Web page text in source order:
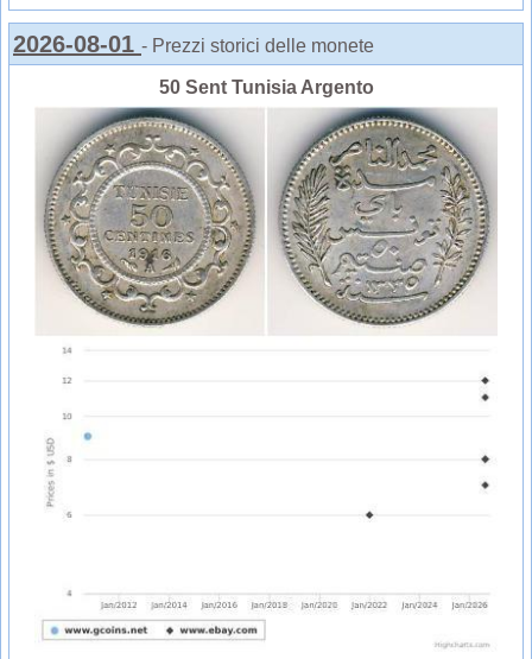
2026-08-01 - Prezzi storici delle monete
50 Sent Tunisia Argento